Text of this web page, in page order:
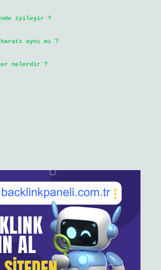
iyileşir ?
aynı mı ?
nelerdir ?